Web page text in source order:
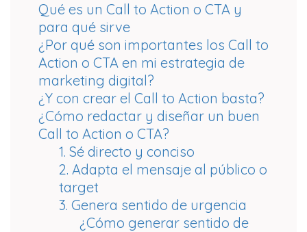
Qué es un Call to Action o CTA y
para qué sirve
¿Por qué son importantes los Call to
Action o CTA en mi estrategia de
marketing digital?
¿Y con crear el Call to Action basta?
¿Cómo redactar y diseñar un buen
Call to Action o CTA?
1. Sé directo y conciso
2. Adapta el mensaje al público o
target
3. Genera sentido de urgencia
¿Cómo generar sentido de